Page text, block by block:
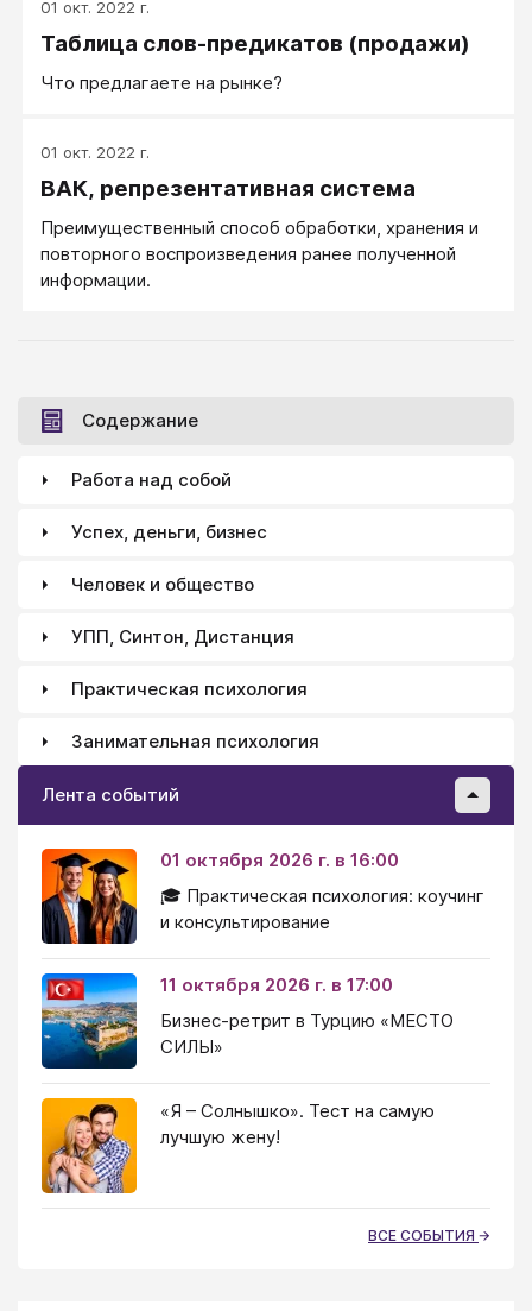
01 окт. 2022 г.
Таблица слов-предикатов (продажи)
Что предлагаете на рынке?
01 окт. 2022 г.
ВАК, репрезентативная система
Преимущественный способ обработки, хранения и
повторного воспроизведения ранее полученной
информации.
Содержание
Работа над собой
Успех, деньги, бизнес
Человек и общество
УПП, Синтон, Дистанция
Практическая психология
Занимательная психология
Лента событий
01 октября 2026 г. в 16:00
🎓 Практическая психология: коучинг
и консультирование
11 октября 2026 г. в 17:00
Бизнес-ретрит в Турцию «МЕСТО
СИЛЫ»
«Я – Солнышко». Тест на самую
лучшую жену!
ВСЕ СОБЫТИЯ